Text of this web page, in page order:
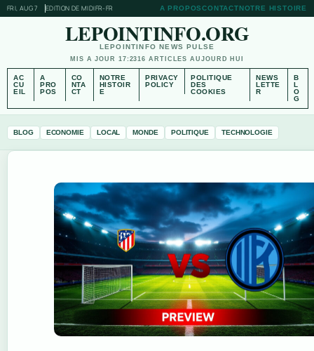
FRI, AUG 7 EDITION DE MIDIFR-FR A PROPOSCONTACTNOTRE HISTOIRE
LEPOINTINFO.ORG
LEPOINTINFO NEWS PULSE
MIS A JOUR 17:2316 ARTICLES AUJOURD HUI
AC
CU
EIL
A
PRO
POS
CO
NTA
CT
NOTRE
HISTOIR
E
PRIVACY
POLICY
POLITIQUE
DES
COOKIES
NEWS
LETTE
R
B
L
O
G
BLOG ECONOMIE LOCAL MONDE POLITIQUE TECHNOLOGIE